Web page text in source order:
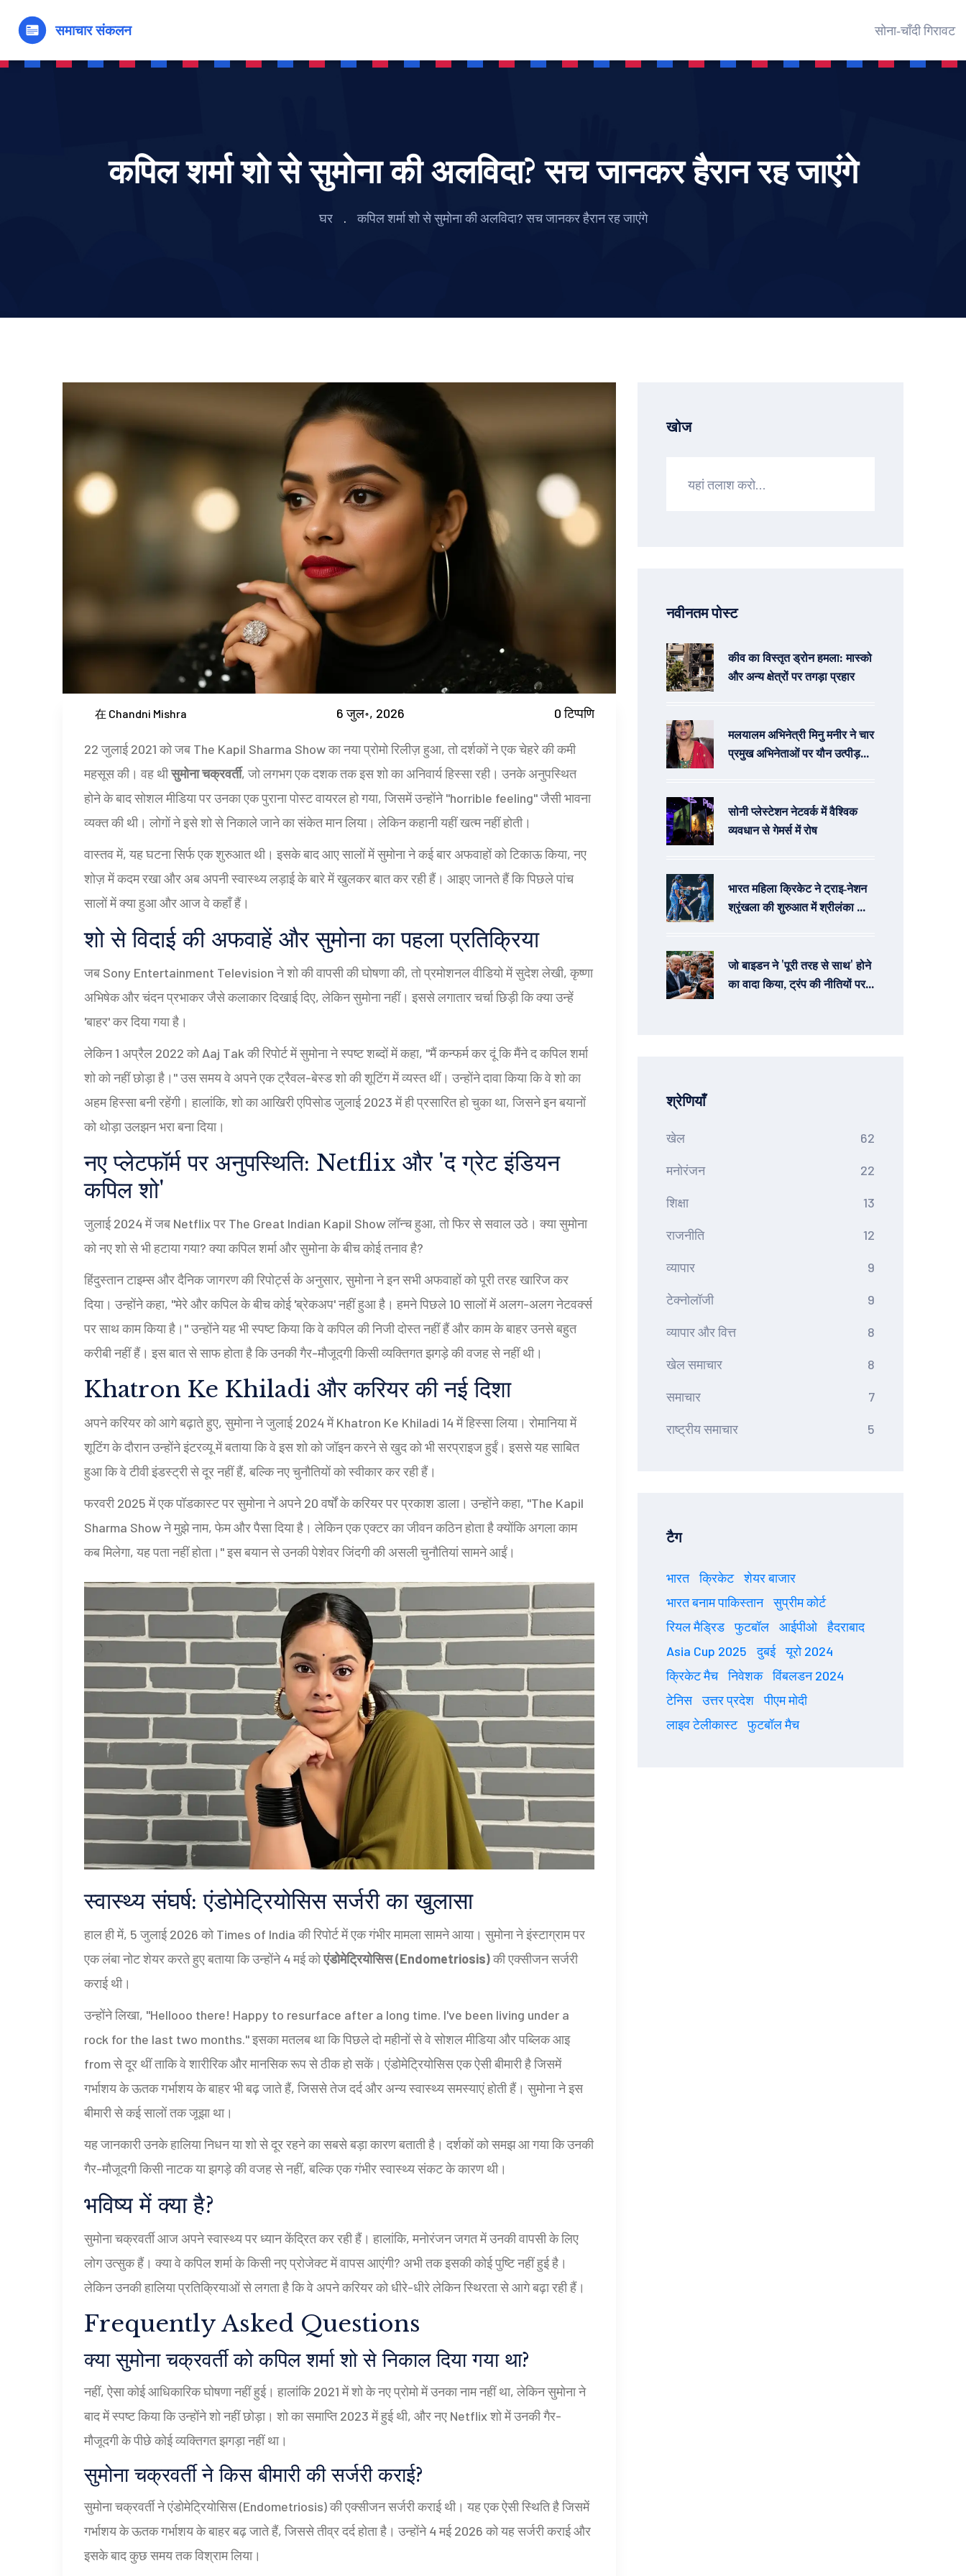
सोना‑चाँदी गिरावट
कपिल शर्मा शो से सुमोना की अलविदा? सच जानकर हैरान रह जाएंगे
घर कपिल शर्मा शो से सुमोना की अलविदा? सच जानकर हैरान रह जाएंगे
在 Chandni Mishra 6 जुल॰, 2026 0 टिप्पणि
22 जुलाई 2021 को जब The Kapil Sharma Showका नया प्रोमो रिलीज़ हुआ, तो दर्शकों ने एक चेहरे की कमी
महसूस की। वह थीसुमोना चक्रवर्ती, जो लगभग एक दशक तक इस शो का अनिवार्य हिस्सा रही। उनके अनुपस्थित
होने के बाद सोशल मीडिया पर उनका एक पुराना पोस्ट वायरल हो गया, जिसमें उन्होंने "horrible feeling" जैसी भावना
व्यक्त की थी। लोगों ने इसे शो से निकाले जाने का संकेत मान लिया। लेकिन कहानी यहीं खत्म नहीं होती।
वास्तव में, यह घटना सिर्फ एक शुरुआत थी। इसके बाद आए सालों में सुमोना ने कई बार अफवाहों को टिकाऊ किया, नए
शोज़ में कदम रखा और अब अपनी स्वास्थ्य लड़ाई के बारे में खुलकर बात कर रही हैं। आइए जानते हैं कि पिछले पांच
सालों में क्या हुआ और आज वे कहाँ हैं।
शो से विदाई की अफवाहें और सुमोना का पहला प्रतिक्रिया
जब Sony Entertainment Televisionने शो की वापसी की घोषणा की, तो प्रमोशनल वीडियो में सुदेश लेखी, कृष्णा
अभिषेक और चंदन प्रभाकर जैसे कलाकार दिखाई दिए, लेकिन सुमोना नहीं। इससे लगातार चर्चा छिड़ी कि क्या उन्हें
'बाहर' कर दिया गया है।
लेकिन 1 अप्रैल 2022 कोAaj Takकी रिपोर्ट में सुमोना ने स्पष्ट शब्दों में कहा, "मैं कन्फर्म कर दूं कि मैंने द कपिल शर्मा
शो को नहीं छोड़ा है।" उस समय वे अपने एक ट्रैवल-बेस्ड शो की शूटिंग में व्यस्त थीं। उन्होंने दावा किया कि वे शो का
अहम हिस्सा बनी रहेंगी। हालांकि, शो का आखिरी एपिसोड जुलाई 2023 में ही प्रसारित हो चुका था, जिसने इन बयानों
को थोड़ा उलझन भरा बना दिया।
नए प्लेटफॉर्म पर अनुपस्थिति: Netflix और 'द ग्रेट इंडियन
कपिल शो'
जुलाई 2024 में जब Netflixपर The Great Indian Kapil Showलॉन्च हुआ, तो फिर से सवाल उठे। क्या सुमोना
को नए शो से भी हटाया गया? क्या कपिल शर्मा और सुमोना के बीच कोई तनाव है?
हिंदुस्तान टाइम्स और दैनिक जागरण की रिपोर्ट्स के अनुसार, सुमोना ने इन सभी अफवाहों को पूरी तरह खारिज कर
दिया। उन्होंने कहा, "मेरे और कपिल के बीच कोई 'ब्रेकअप' नहीं हुआ है। हमने पिछले 10 सालों में अलग-अलग नेटवर्क्स
पर साथ काम किया है।" उन्होंने यह भी स्पष्ट किया कि वे कपिल की निजी दोस्त नहीं हैं और काम के बाहर उनसे बहुत
करीबी नहीं हैं। इस बात से साफ होता है कि उनकी गैर-मौजूदगी किसी व्यक्तिगत झगड़े की वजह से नहीं थी।
Khatron Ke Khiladi और करियर की नई दिशा
अपने करियर को आगे बढ़ाते हुए, सुमोना ने जुलाई 2024 मेंKhatron Ke Khiladi 14में हिस्सा लिया। रोमानिया में
शूटिंग के दौरान उन्होंने इंटरव्यू में बताया कि वे इस शो को जॉइन करने से खुद को भी सरप्राइज हुईं। इससे यह साबित
हुआ कि वे टीवी इंडस्ट्री से दूर नहीं हैं, बल्कि नए चुनौतियों को स्वीकार कर रही हैं।
फरवरी 2025 में एक पॉडकास्ट पर सुमोना ने अपने 20 वर्षों के करियर पर प्रकाश डाला। उन्होंने कहा, "The Kapil
Sharma Show ने मुझे नाम, फेम और पैसा दिया है। लेकिन एक एक्टर का जीवन कठिन होता है क्योंकि अगला काम
कब मिलेगा, यह पता नहीं होता।" इस बयान से उनकी पेशेवर जिंदगी की असली चुनौतियां सामने आईं।
स्वास्थ्य संघर्ष: एंडोमेट्रियोसिस सर्जरी का खुलासा
हाल ही में, 5 जुलाई 2026 कोTimes of Indiaकी रिपोर्ट में एक गंभीर मामला सामने आया। सुमोना ने इंस्टाग्राम पर
एक लंबा नोट शेयर करते हुए बताया कि उन्होंने 4 मई कोएंडोमेट्रियोसिस (Endometriosis)की एक्सीजन सर्जरी
कराई थी।
उन्होंने लिखा, "Hellooo there! Happy to resurface after a long time. I've been living under a
rock for the last two months." इसका मतलब था कि पिछले दो महीनों से वे सोशल मीडिया और पब्लिक आइ
from से दूर थीं ताकि वे शारीरिक और मानसिक रूप से ठीक हो सकें। एंडोमेट्रियोसिस एक ऐसी बीमारी है जिसमें
गर्भाशय के ऊतक गर्भाशय के बाहर भी बढ़ जाते हैं, जिससे तेज दर्द और अन्य स्वास्थ्य समस्याएं होती हैं। सुमोना ने इस
बीमारी से कई सालों तक जूझा था।
यह जानकारी उनके हालिया निधन या शो से दूर रहने का सबसे बड़ा कारण बताती है। दर्शकों को समझ आ गया कि उनकी
गैर-मौजूदगी किसी नाटक या झगड़े की वजह से नहीं, बल्कि एक गंभीर स्वास्थ्य संकट के कारण थी।
भविष्य में क्या है?
सुमोना चक्रवर्ती आज अपने स्वास्थ्य पर ध्यान केंद्रित कर रही हैं। हालांकि, मनोरंजन जगत में उनकी वापसी के लिए
लोग उत्सुक हैं। क्या वे कपिल शर्मा के किसी नए प्रोजेक्ट में वापस आएंगी? अभी तक इसकी कोई पुष्टि नहीं हुई है।
लेकिन उनकी हालिया प्रतिक्रियाओं से लगता है कि वे अपने करियर को धीरे-धीरे लेकिन स्थिरता से आगे बढ़ा रही हैं।
Frequently Asked Questions
क्या सुमोना चक्रवर्ती को कपिल शर्मा शो से निकाल दिया गया था?
नहीं, ऐसा कोई आधिकारिक घोषणा नहीं हुई। हालांकि 2021 में शो के नए प्रोमो में उनका नाम नहीं था, लेकिन सुमोना ने
बाद में स्पष्ट किया कि उन्होंने शो नहीं छोड़ा। शो का समाप्ति 2023 में हुई थी, और नए Netflix शो में उनकी गैर-
मौजूदगी के पीछे कोई व्यक्तिगत झगड़ा नहीं था।
सुमोना चक्रवर्ती ने किस बीमारी की सर्जरी कराई?
सुमोना चक्रवर्ती ने एंडोमेट्रियोसिस (Endometriosis) की एक्सीजन सर्जरी कराई थी। यह एक ऐसी स्थिति है जिसमें
गर्भाशय के ऊतक गर्भाशय के बाहर बढ़ जाते हैं, जिससे तीव्र दर्द होता है। उन्होंने 4 मई 2026 को यह सर्जरी कराई और
इसके बाद कुछ समय तक विश्राम लिया।
खोज
नवीनतम पोस्ट
कीव का विस्तृत ड्रोन हमला: मास्को
और अन्य क्षेत्रों पर तगड़ा प्रहार
मलयालम अभिनेत्री मिनु मनीर ने चार
प्रमुख अभिनेताओं पर यौन उत्पीड़न
सोनी प्लेस्टेशन नेटवर्क में वैश्विक
व्यवधान से गेमर्स में रोष
भारत महिला क्रिकेट ने ट्राइ‑नेशन
श्रृंखला की शुरुआत में श्रीलंका को
जो बाइडन ने 'पूरी तरह से साथ' होने
का वादा किया, ट्रंप की नीतियों पर
श्रेणियाँ
खेल 62
मनोरंजन 22
शिक्षा 13
राजनीति 12
व्यापार 9
टेक्नोलॉजी 9
व्यापार और वित्त 8
खेल समाचार 8
समाचार 7
राष्ट्रीय समाचार 5
टैग
भारत क्रिकेट
शेयर बाजार
भारत बनाम पाकिस्तान
सुप्रीम कोर्ट
रियल मैड्रिड
फुटबॉल आईपीओ
हैदराबाद
Asia Cup 2025
दुबई
यूरो 2024
क्रिकेट मैच
निवेशक
विंबलडन 2024
टेनिस
उत्तर प्रदेश
पीएम मोदी
लाइव टेलीकास्ट
फुटबॉल मैच